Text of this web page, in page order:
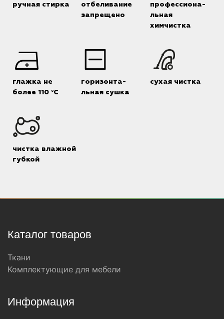
ручная стирка
отбеливание
запрещено
профессиона-
льная
химчистка
глажка не
более 110 °C
горизонта-
льная сушка
сухая чистка
чистка влажной
губкой
Каталог товаров
Ткани
Комплектующие для мебели
Информация